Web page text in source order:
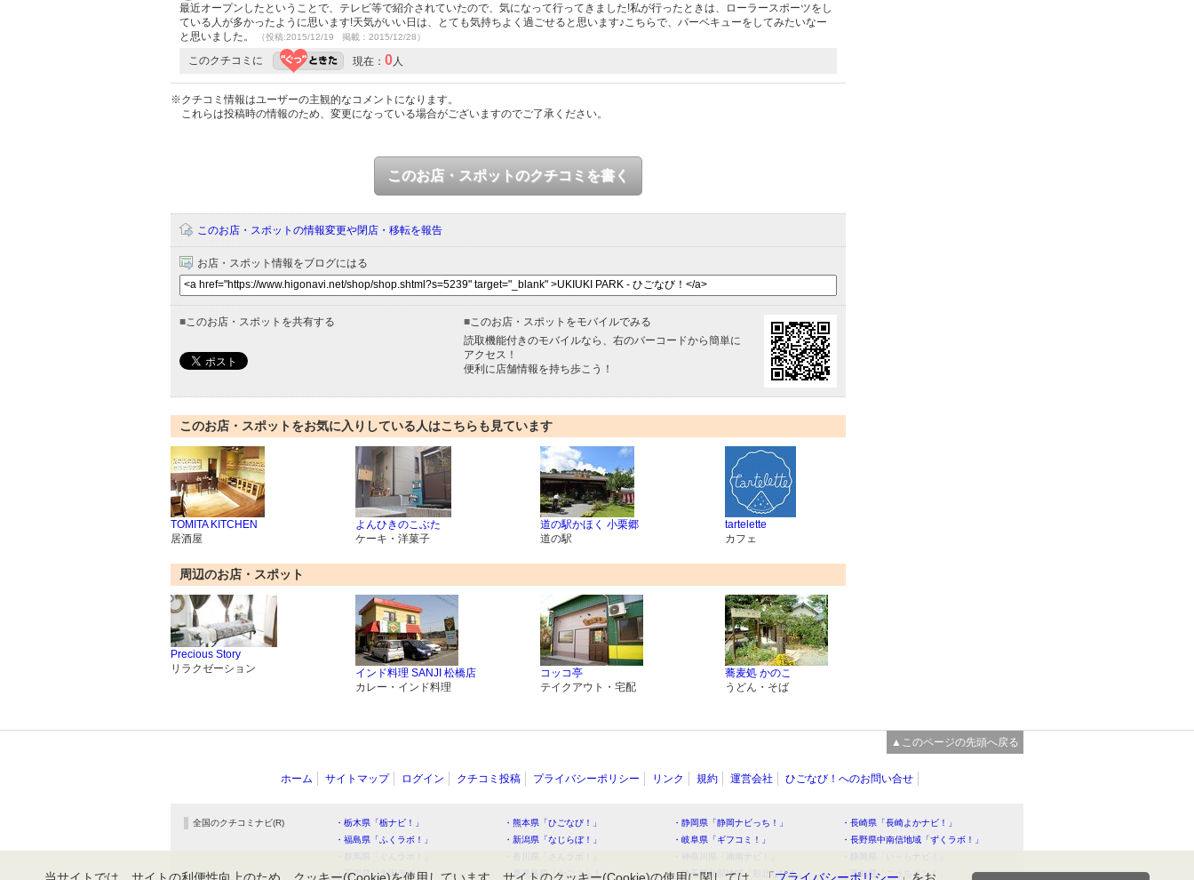
最近オープンしたということで、テレビ等で紹介されていたので、気になって行ってきました!私が行ったときは、ローラースポーツをし
ている人が多かったように思います!天気がいい日は、とても気持ちよく過ごせると思います♪こちらで、バーベキューをしてみたいなー
と思いました。
（投稿:2015/12/19 掲載：2015/12/28）
このクチコミに 現在： 0 人
※クチコミ情報はユーザーの主観的なコメントになります。
これらは投稿時の情報のため、変更になっている場合がございますのでご了承ください。
このお店・スポットのクチコミを書く
このお店・スポットの情報変更や閉店・移転を報告
お店・スポット情報をブログにはる
■ このお店・スポットを共有する ■ このお店・スポットをモバイルでみる
読取機能付きのモバイルなら、右のバーコードから簡単に
アクセス！
便利に店舗情報を持ち歩こう！
このお店・スポットをお気に入りしている人はこちらも見ています
TOMITA KITCHEN
居酒屋
よんひきのこぶた
ケーキ・洋菓子
道の駅かほく 小栗郷
道の駅
tartelette
カフェ
周辺のお店・スポット
Precious Story
リラクゼーション
インド料理 SANJI 松橋店
カレー・インド料理
コッコ亭
テイクアウト・宅配
蕎麦処 かのこ
うどん・そば
▲このページの先頭へ戻る
ホーム サイトマップ ログイン クチコミ投稿 プライバシーポリシー リンク 規約 運営会社 ひごなび！へのお問い合せ
全国のクチコミナビ(R) ・栃木県「栃ナビ！」 ・熊本県「ひごなび！」 ・静岡県「静岡ナビっち！」
・長崎県「長崎よかナビ！」
・福島県「ふくラボ！」
・新潟県「なじらぼ！」 ・岐阜県「ギフコミ！」
・長野県中南信地域「ずくラボ！」
・石川県「金沢ラボ！」
・鹿児島県「かごぶら！」 ・埼玉県北部地域「彩北なび！」 ・高知県「こうちドン！」